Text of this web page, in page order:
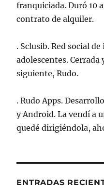
franquiciada. Duró 10
contrato de alquiler.
. Sclusib. Red social
adolescentes.
siguiente, Rudo.
. Rudo Apps.
y Android. La vendí a
quedé dirigiéndola,
ENTRADAS